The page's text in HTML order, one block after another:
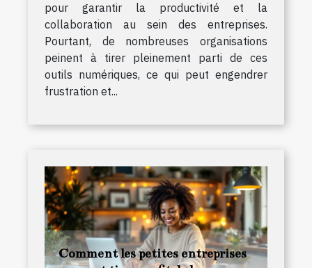
pour garantir la productivité et la
collaboration au sein des entreprises.
Pourtant, de nombreuses organisations
peinent à tirer pleinement parti de ces
outils numériques, ce qui peut engendrer
frustration et...
Comment les petites entreprises